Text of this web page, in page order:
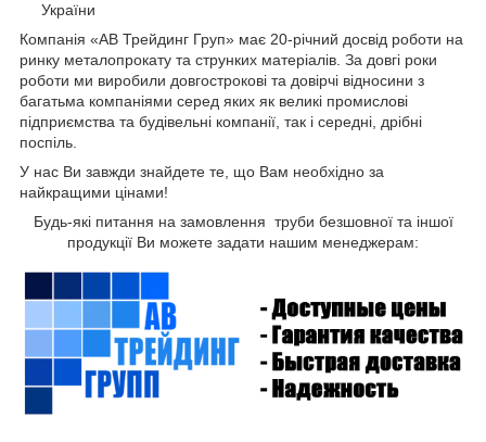
України
Компанія «АВ Трейдинг Груп» має 20-річний досвід роботи на
ринку металопрокату та струнких матеріалів. За довгі роки
роботи ми виробили довгострокові та довірчі відносини з
багатьма компаніями серед яких як великі промислові
підприємства та будівельні компанії, так і середні, дрібні
поспіль.
У нас Ви завжди знайдете те, що Вам необхідно за
найкращими цінами!
Будь-які питання на замовлення труби безшовної та іншої
продукції Ви можете задати нашим менеджерам: